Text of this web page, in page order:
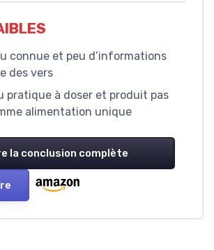
connue et peu d’informations
des vers
pratique à doser et produit pas
alimentation unique
la conclusion complète